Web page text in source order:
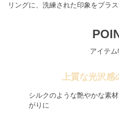
リングに、洗練された印象をプラス
アイテ
上質な光沢感
シルクのような艶やかな素
がりに